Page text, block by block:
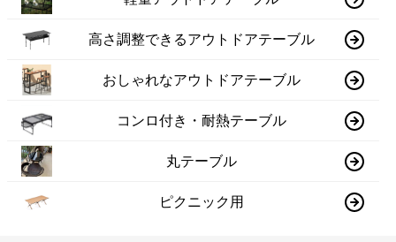
高さ調整できるアウトドアテーブル
おしゃれなアウトドアテーブル
コンロ付き・耐熱テーブル
丸テーブル
ピクニック用